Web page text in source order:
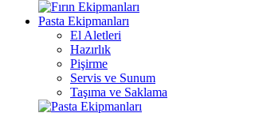
Pasta Ekipmanları
El Aletleri
Hazırlık
Pişirme
Servis ve Sunum
Taşıma ve Saklama